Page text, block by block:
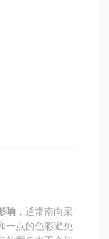
， 通常南向采
一点的色彩避免